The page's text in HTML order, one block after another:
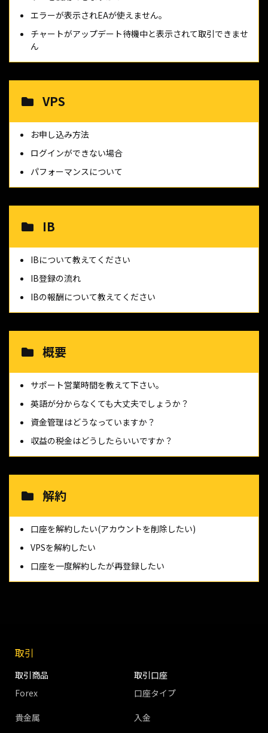
エラーが表示されEAが使えません。
チャートがアップデート待機中と表示されて取引できませ
ん
VPS
お申し込み方法
ログインができない場合
パフォーマンスについて
IB
IBについて教えてください
IB登録の流れ
IBの報酬について教えてください
概要
サポート営業時間を教えて下さい。
英語が分からなくても大丈夫でしょうか？
資金管理はどうなっていますか？
収益の税金はどうしたらいいですか？
解約
口座を解約したい(アカウントを削除したい)
VPSを解約したい
口座を一度解約したが再登録したい
取引
取引商品
Forex
貴金属
取引口座
口座タイプ
入金